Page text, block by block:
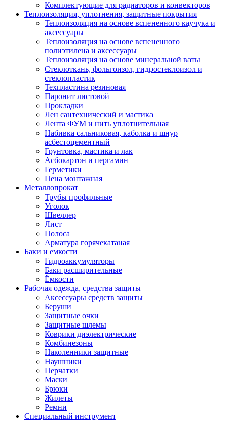
Комплектующие для радиаторов и конвекторов
Теплоизоляция, уплотнения, защитные покрытия
Теплоизоляция на основе вспененного каучука и
аксессуары
Теплоизоляция на основе вспененного
полиэтилена и аксессуары
Теплоизоляция на основе минеральной ваты
Стеклоткань, фольгоизол, гидростеклоизол и
стеклопластик
Техпластина резиновая
Паронит листовой
Прокладки
Лен сантехнический и мастика
Лента ФУМ и нить уплотнительная
Набивка сальниковая, каболка и шнур
асбестоцементный
Грунтовка, мастика и лак
Асбокартон и пергамин
Герметики
Пена монтажная
Металлопрокат
Трубы профильные
Уголок
Швеллер
Лист
Полоса
Арматура горячекатаная
Баки и емкости
Гидроаккумуляторы
Баки расширительные
Ёмкости
Рабочая одежда, средства защиты
Аксессуары средств защиты
Беруши
Защитные очки
Защитные шлемы
Коврики диэлектрические
Комбинезоны
Наколенники защитные
Наушники
Перчатки
Маски
Брюки
Жилеты
Ремни
Специальный инструмент